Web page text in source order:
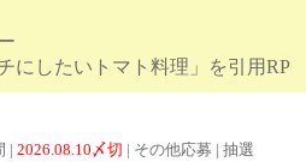
リッチにしたいトマ
| 2026.08.10〆切 | その他応募 | 抽選